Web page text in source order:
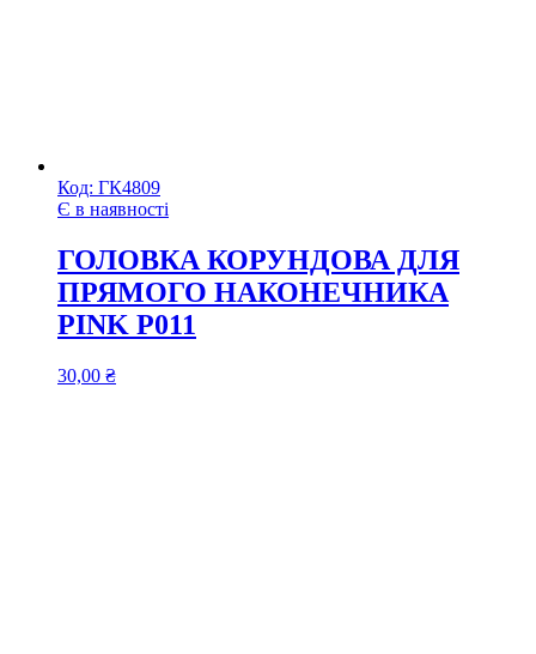
Код: ГК4809
Є в наявності
ГОЛОВКА КОРУНДОВА ДЛЯ
ПРЯМОГО НАКОНЕЧНИКА
PINK P011
30,00 ₴